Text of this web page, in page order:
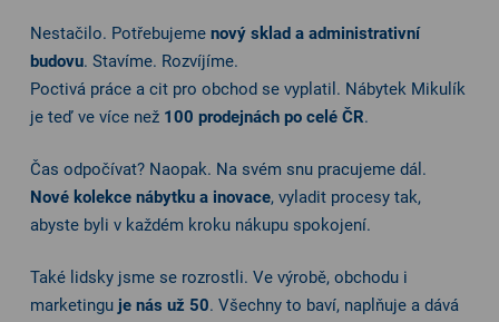
Nestačilo. Potřebujeme nový sklad a administrativní
budovu. Stavíme. Rozvíjíme.
Poctivá práce a cit pro obchod se vyplatil. Nábytek Mikulík
je teď ve více než 100 prodejnách po celé ČR.
Čas odpočívat? Naopak. Na svém snu pracujeme dál.
Nové kolekce nábytku a inovace, vyladit procesy tak,
abyste byli v každém kroku nákupu spokojení.
Také lidsky jsme se rozrostli. Ve výrobě, obchodu i
marketingu je nás už 50. Všechny to baví, naplňuje a dává